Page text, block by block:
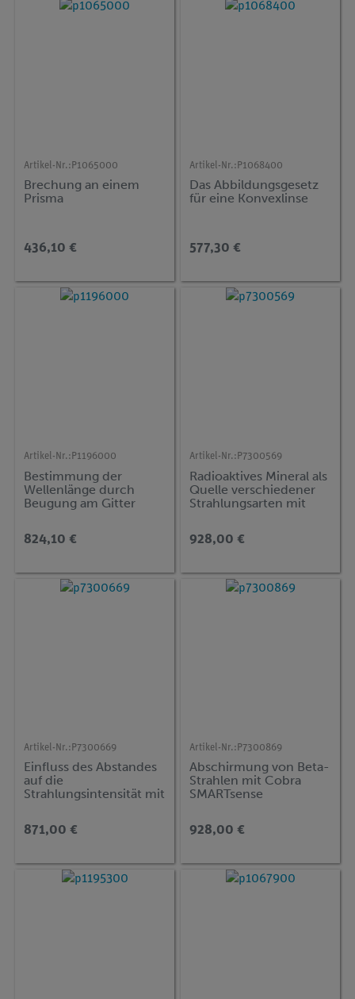
Artikel-Nr.: P1065000
Brechung an einem
Prisma
436,10 €
Artikel-Nr.: P1068400
Das Abbildungsgesetz
für eine Konvexlinse
577,30 €
Artikel-Nr.: P1196000
Bestimmung der
Wellenlänge durch
Beugung am Gitter
824,10 €
Artikel-Nr.: P7300569
Radioaktives Mineral als
Quelle verschiedener
Strahlungsarten mit
928,00 €
Artikel-Nr.: P7300669
Einfluss des Abstandes
auf die
Strahlungsintensität mit
871,00 €
Artikel-Nr.: P7300869
Abschirmung von Beta-
Strahlen mit Cobra
SMARTsense
928,00 €